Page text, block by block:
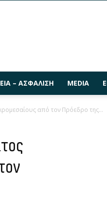
– ΑΣΦΆΛΙΣΗ MEDIA
από τον Πρόεδρο της...